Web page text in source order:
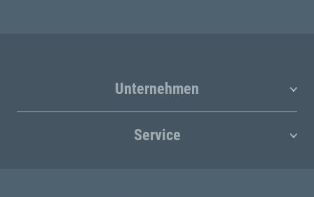
Unternehmen
Service